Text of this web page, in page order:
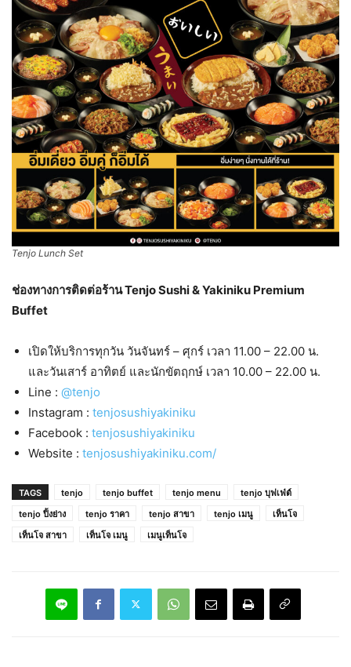
Tenjo Lunch Set
ช่องทางการติดต่อร้าน Tenjo Sushi & Yakiniku Premium
Buffet
เปิดให้บริการทุกวัน วันจันทร์ – ศุกร์ เวลา 11.00 – 22.00 น.
และวันเสาร์ อาทิตย์ และนักขัตฤกษ์ เวลา 10.00 – 22.00 น.
Line : @tenjo
Instagram : tenjosushiyakiniku
Facebook : tenjosushiyakiniku
Website : tenjosushiyakiniku.com/
TAGS tenjo tenjo buffet tenjo menu
tenjo บุฟเฟ่ต์
tenjo ปิ้งย่าง
tenjo ราคา tenjo สาขา tenjo เมนู
เท็นโจ
เท็นโจ สาขา
เท็นโจ เมนู เมนูเท็นโจ